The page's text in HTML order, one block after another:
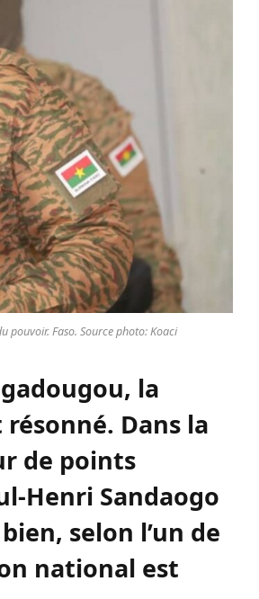
pouvoir. Faso. Source photo: Koaci
la
Dans la
de points
Henri Sandaogo
selon l’un de
national est